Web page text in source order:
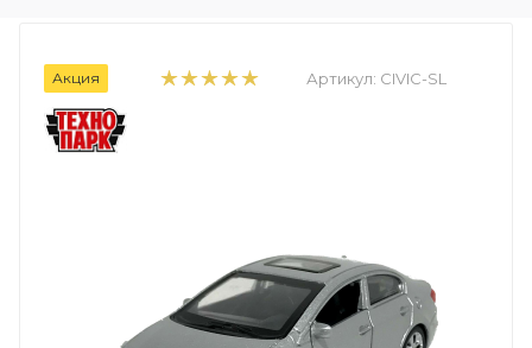
Акция Артикул: CIVIC-SL